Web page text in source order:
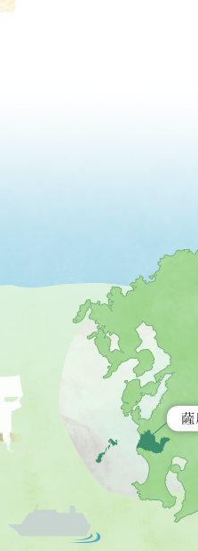
土